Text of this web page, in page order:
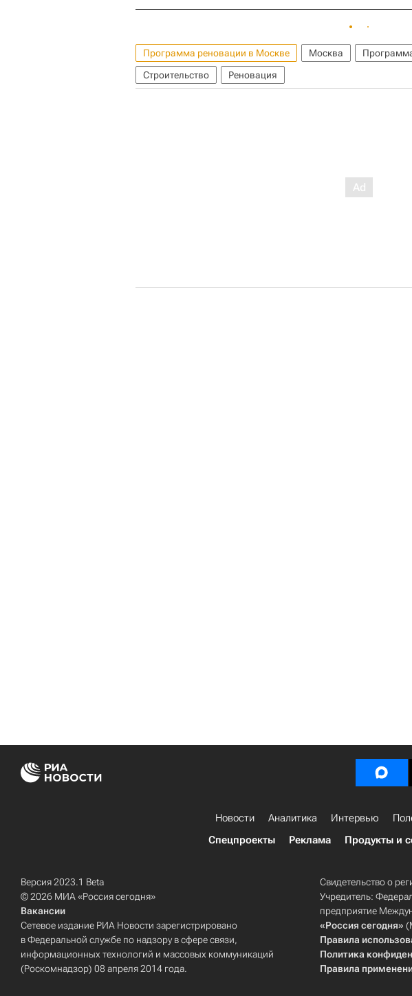
Программа реновации в Москве Москва
Строительство
Реновация
Новости Аналитика Интервью
Спецпроекты
Реклама Продукты и
Версия 2023.1 Beta
© 2026 МИА «Россия сегодня»
Вакансии
Сетевое издание РИА Новости зарегистрировано
в Федеральной службе по надзору в сфере связи,
информационных технологий и массовых коммуникаций
(Роскомнадзор) 08 апреля 2014 года.
Свидетельство о
Учредитель:
предприятие
«Россия сегодня»
Правила
Политика
Правила